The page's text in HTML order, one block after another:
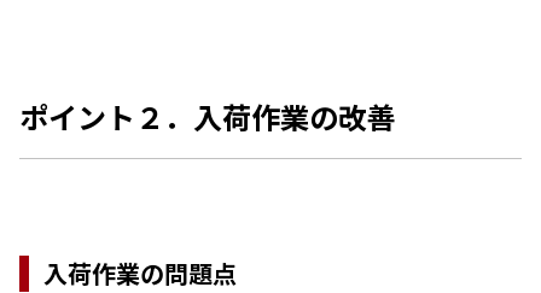
ポイント２．入荷作業の改善
入荷作業の問題点